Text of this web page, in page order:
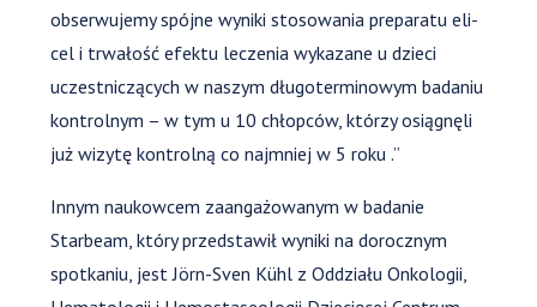
obserwujemy spójne wyniki stosowania preparatu eli-
cel i trwałość efektu leczenia wykazane u dzieci
uczestniczących w naszym długoterminowym badaniu
kontrolnym – w tym u 10 chłopców, którzy osiągnęli
już wizytę kontrolną co najmniej w 5 roku .”
Innym naukowcem zaangażowanym w badanie
Starbeam, który przedstawił wyniki na dorocznym
spotkaniu, jest Jörn-Sven Kühl z Oddziału Onkologii,